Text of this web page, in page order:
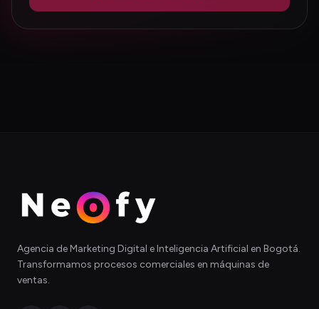
Agencia de Marketing Digital e Inteligencia Artificial en Bogotá.
Transformamos procesos comerciales en máquinas de
ventas.